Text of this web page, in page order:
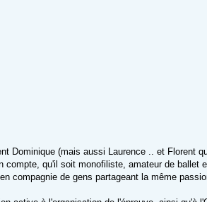
Dominique (mais aussi Laurence .. et Florent
compte, qu'il soit monofiliste, amateur de
compagnie de gens partageant la même